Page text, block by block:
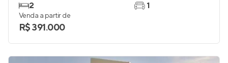
2
1
Venda a partir de
R$ 391.000